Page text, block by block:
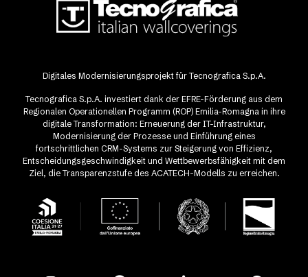
Digitales Modernisierungsprojekt für Tecnografica S.p.A.
Tecnografica S.p.A. investiert dank der EFRE-Förderung aus dem
Regionalen Operationellen Programm (ROP) Emilia-Romagna in ihre
digitale Transformation: Erneuerung der IT-Infrastruktur,
Modernisierung der Prozesse und Einführung eines
fortschrittlichen CRM-Systems zur Steigerung von Effizienz,
Entscheidungsgeschwindigkeit und Wettbewerbsfähigkeit mit dem
Ziel, die Transparenzstufe des ACATECH-Modells zu erreichen.